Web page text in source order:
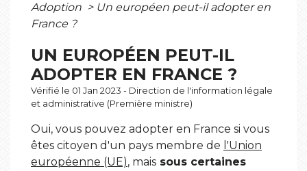
Adoption > Un européen peut-il adopter en
France ?
UN EUROPÉEN PEUT-IL
ADOPTER EN FRANCE ?
Vérifié le 01 Jan 2023 - Direction de l'information légale
et administrative (Première ministre)
Oui, vous pouvez adopter en France si vous
êtes citoyen d'un pays membre de l'Union
européenne (UE), mais sous certaines